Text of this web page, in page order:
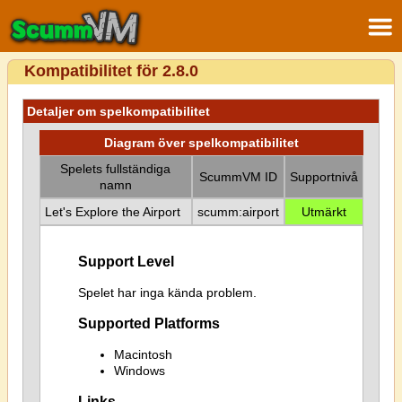
Kompatibilitet för 2.8.0
Detaljer om spelkompatibilitet
Diagram över spelkompatibilitet
Spelets fullständiga
namn
ScummVM ID Supportnivå
Let's Explore the Airport scumm:airport Utmärkt
Support Level
Spelet har inga kända problem.
Supported Platforms
Macintosh
Windows